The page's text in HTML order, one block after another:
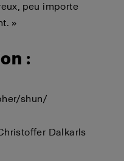
peu importe
»
:
shun/
Dalkarls